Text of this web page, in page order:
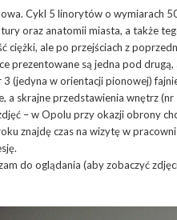
Cykl 5 linorytów o wymiarach
oraz anatomii miasta, a także
ciężki, ale po przejściach z
prezentowane są jedna pod
(jedyna w orientacji pionowej)
a skrajne przedstawienia wnętrz (nr
– w Opolu przy okazji obrony
znajdę czas na wizytę w
do oglądania (aby zobaczyć